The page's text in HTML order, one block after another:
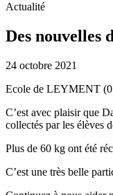
Actualité
Des nouvelles
24 octobre 2021
Ecole de LEYMENT
C’est avec plaisir que
collectés par les élèves
Plus de 60 kg ont été
C’est une très belle